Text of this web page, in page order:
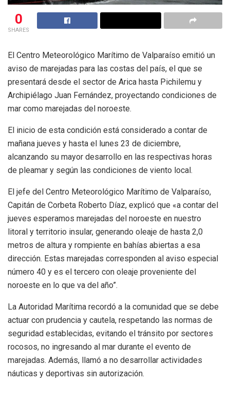
0
SHARES
El Centro Meteorológico Marítimo de Valparaíso emitió un
aviso de marejadas para las costas del país, el que se
presentará desde el sector de Arica hasta Pichilemu y
Archipiélago Juan Fernández, proyectando condiciones de
mar como marejadas del noroeste.
El inicio de esta condición está considerado a contar de
mañana jueves y hasta el lunes 23 de diciembre,
alcanzando su mayor desarrollo en las respectivas horas
de pleamar y según las condiciones de viento local.
El jefe del Centro Meteorológico Marítimo de Valparaíso,
Capitán de Corbeta Roberto Díaz, explicó que «a contar del
jueves esperamos marejadas del noroeste en nuestro
litoral y territorio insular, generando oleaje de hasta 2,0
metros de altura y rompiente en bahías abiertas a esa
dirección. Estas marejadas corresponden al aviso especial
número 40 y es el tercero con oleaje proveniente del
noroeste en lo que va del año”.
La Autoridad Marítima recordó a la comunidad que se debe
actuar con prudencia y cautela, respetando las normas de
seguridad establecidas, evitando el tránsito por sectores
rocosos, no ingresando al mar durante el evento de
marejadas. Además, llamó a no desarrollar actividades
náuticas y deportivas sin autorización.